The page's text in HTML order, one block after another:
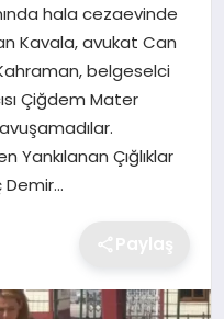
hala cezaevinde
Kavala, avukat Can
belgeselci
Çiğdem Mater
Yankılanan Çığlıklar
Demir…